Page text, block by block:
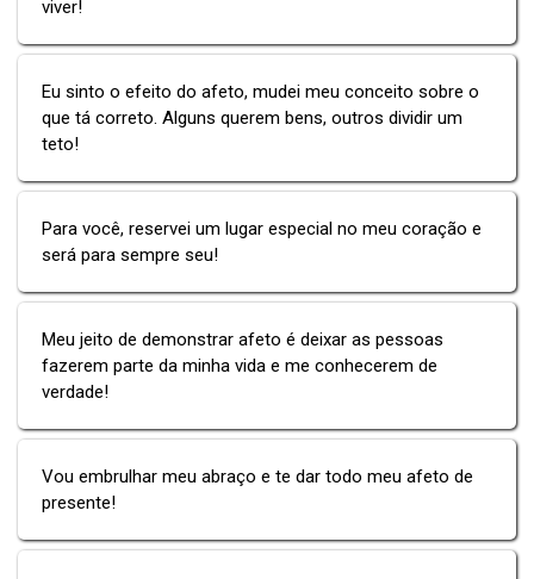
viver!
Eu sinto o efeito do afeto, mudei meu conceito sobre o
que tá correto. Alguns querem bens, outros dividir um
teto!
Para você, reservei um lugar especial no meu coração e
será para sempre seu!
Meu jeito de demonstrar afeto é deixar as pessoas
fazerem parte da minha vida e me conhecerem de
verdade!
Vou embrulhar meu abraço e te dar todo meu afeto de
presente!